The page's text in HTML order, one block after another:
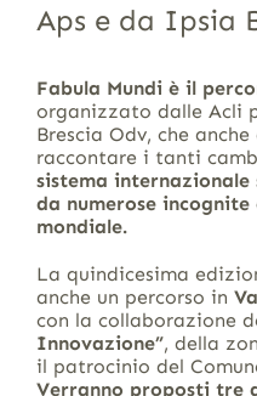
Aps e da Ipsia
Fabula Mundi è il
organizzato dalle Acli
Brescia Odv, che
raccontare i tanti
sistema
da numerose incognite
mondiale.
La quindicesima
anche un percorso in
con la collaborazione
Innovazione”, della
il patrocinio del
Verranno proposti tre